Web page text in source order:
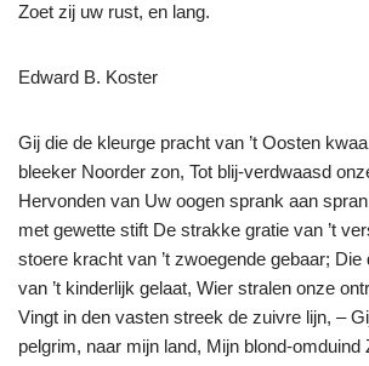
Zoet zij uw rust, en lang.
Edward B. Koster
Gij die de kleurge pracht van ’t Oosten
bleeker Noorder zon, Tot blij-verdwaasd
Hervonden van Uw oogen sprank aan
met gewette stift De strakke gratie van ’t
stoere kracht van ’t zwoegende gebaar;
van ’t kinderlijk gelaat, Wier stralen onze
Vingt in den vasten streek de zuivre lijn, –
pelgrim, naar mijn land, Mijn blond-omduind